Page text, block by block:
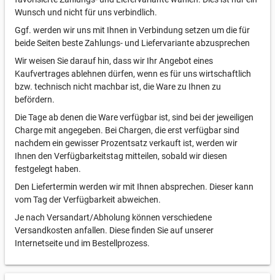
Wunsch und nicht für uns verbindlich.
Ggf. werden wir uns mit Ihnen in Verbindung setzen um die für
beide Seiten beste Zahlungs- und Liefervariante abzusprechen
Wir weisen Sie darauf hin, dass wir Ihr Angebot eines
Kaufvertrages ablehnen dürfen, wenn es für uns wirtschaftlich
bzw. technisch nicht machbar ist, die Ware zu Ihnen zu
befördern.
Die Tage ab denen die Ware verfügbar ist, sind bei der jeweiligen
Charge mit angegeben. Bei Chargen, die erst verfügbar sind
nachdem ein gewisser Prozentsatz verkauft ist, werden wir
Ihnen den Verfügbarkeitstag mitteilen, sobald wir diesen
festgelegt haben.
Den Liefertermin werden wir mit Ihnen absprechen. Dieser kann
vom Tag der Verfügbarkeit abweichen.
Je nach Versandart/Abholung können verschiedene
Versandkosten anfallen. Diese finden Sie auf unserer
Internetseite und im Bestellprozess.